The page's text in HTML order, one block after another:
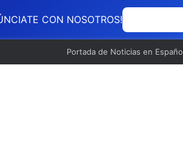
CON NOSOTROS!
Portada de Noticias en